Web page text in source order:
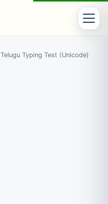
Telugu Typing Test (Unicode)